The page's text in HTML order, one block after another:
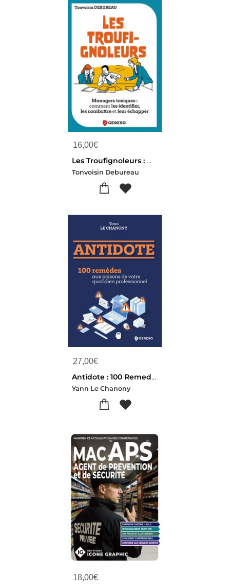
16,00€
Les Troufignoleurs : Managers Toxiques : Comment Les Identifier, Les Combattre Et Leur Echapper
Tonvoisin Debureau
27,00€
Antidote : 100 Remedes Aux Poisons De Votre Quotidien Professionnel
Yann Le Chanony
18,00€